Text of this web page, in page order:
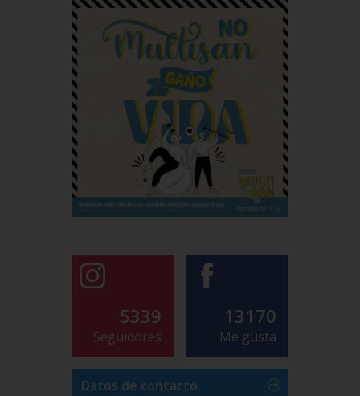
5339
Seguidores
13170
Me gusta
Datos de contacto